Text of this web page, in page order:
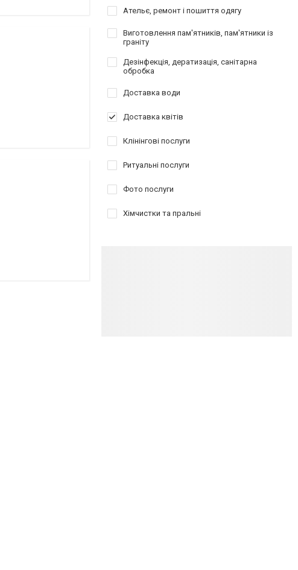
Ательє, ремонт і пошиття одягу
Виготовлення пам'ятників, пам'ятники із
граніту
Дезінфекція, дератизація, санітарна
обробка
Доставка води
Доставка квітів
Клінінгові послуги
Ритуальні послуги
Фото послуги
Хімчистки та пральні